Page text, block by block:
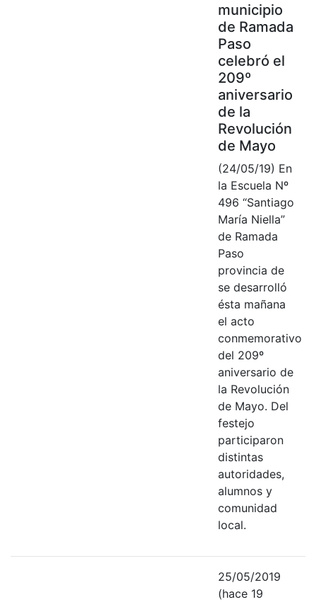
municipio
de Ramada
Paso
celebró el
209º
aniversario
de la
Revolución
de Mayo
(24/05/19) En
la Escuela Nº
496 “Santiago
María Niella”
de Ramada
Paso
provincia de
se desarrolló
ésta mañana
el acto
conmemorativo
del 209º
aniversario de
la Revolución
de Mayo. Del
festejo
participaron
distintas
autoridades,
alumnos y
comunidad
local.
25/05/2019
(hace 19